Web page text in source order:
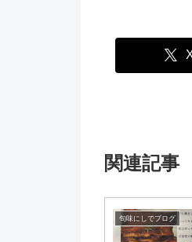
関連記事
旬味にしでブログ